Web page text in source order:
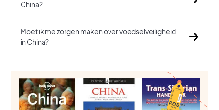
China?
Moet ik me zorgen maken over voedselveiligheid
in China?